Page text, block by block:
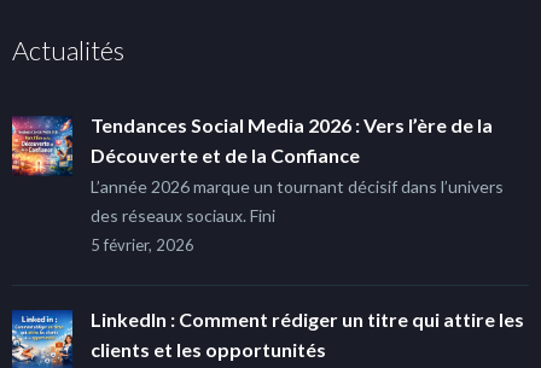
Actualités
Tendances Social Media 2026 : Vers l’ère de la
Découverte et de la Confiance
L’année 2026 marque un tournant décisif dans l’univers
des réseaux sociaux. Fini
5 février, 2026
LinkedIn : Comment rédiger un titre qui attire les
clients et les opportunités